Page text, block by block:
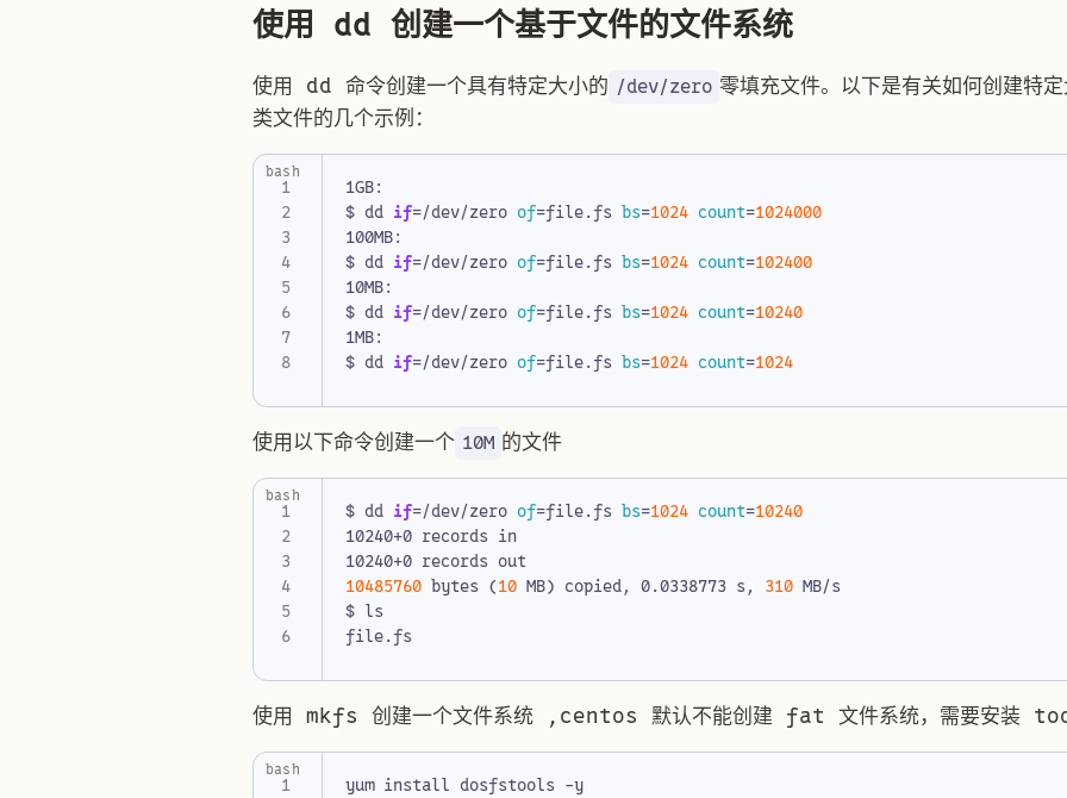
使用 dd 创建一个基于文件的文件系统
使用 dd 命令创建一个具有特定大小的 /dev/zero 零填充文件。以下是有关如何创建特
类文件的几个示例：
1
2
4
5
6
7
8
$ dd if=/dev/zero of=file.fs bs=1024 count=1024000
$ dd if=/dev/zero of=file.fs bs=1024 count=102400
$ dd if=/dev/zero of=file.fs bs=1024 count=10240
$ dd if=/dev/zero of=file.fs bs=1024 count=1024
bash
使用以下命令创建一个 10M 的文件
1
2
4
5
6
$ dd if=/dev/zero of=file.fs bs=1024 count=10240
10485760 bytes (10 MB) copied, 0.0338773 s, 310
bash
使用 mkfs 创建一个文件系统 ,centos 默认不能创建 fat 文件系统，需要安装
1
bash